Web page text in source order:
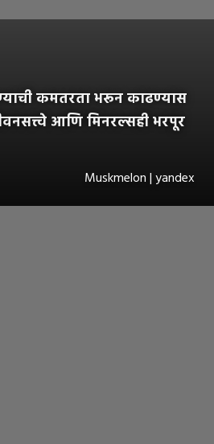
कमतरता भरून काढण्यास
आणि मिनरल्सही भरपूर
Muskmelon | yandex